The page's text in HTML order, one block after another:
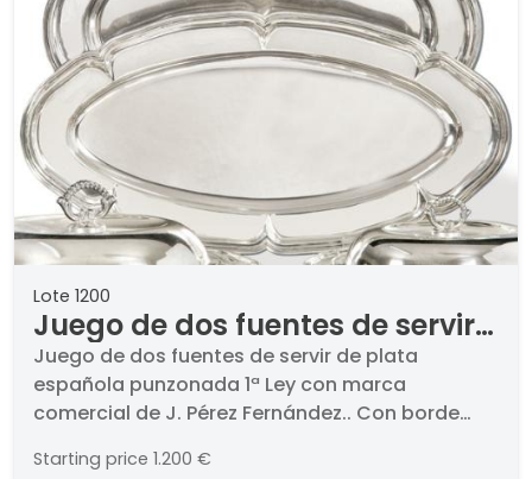
Lote 1200
Juego de dos fuentes de servir
de plata española punzonada
1ª Ley con marca comercial de
J. Pérez Fernández.
Juego de dos fuentes de servir de plata
española punzonada 1ª Ley con marca
comercial de J. Pérez Fernández.. Con borde
26 x 56 cm
Starting price 1.200 €